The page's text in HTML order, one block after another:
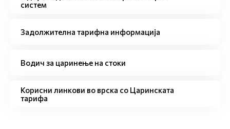
систем
Задолжителна тарифна информација
Водич за царинење на стоки
Корисни линкови во врска со Царинската
тарифа